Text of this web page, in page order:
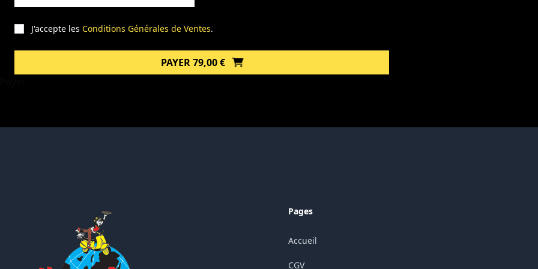
J'accepte les Conditions Générales de Ventes.
PAYER 79,00 €
Pages
Accueil
CGV